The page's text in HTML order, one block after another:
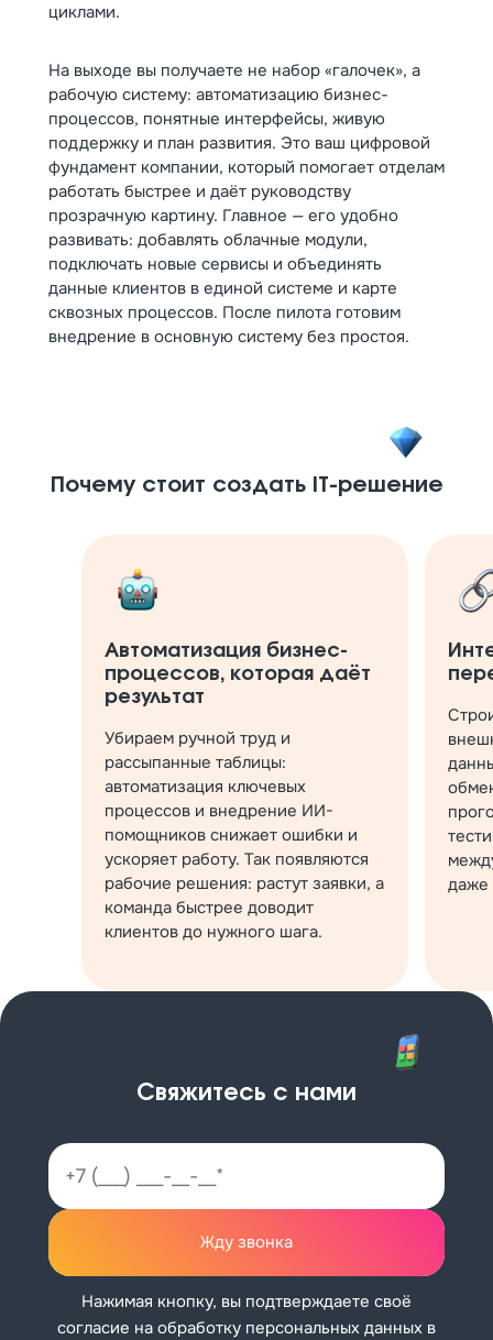
циклами.
На выходе вы получаете не набор «галочек», а
рабочую систему: автоматизацию бизнес-
процессов, понятные интерфейсы, живую
поддержку и план развития. Это ваш цифровой
фундамент компании, который помогает отделам
работать быстрее и даёт руководству
прозрачную картину. Главное — его удобно
развивать: добавлять облачные модули,
подключать новые сервисы и объединять
данные клиентов в единой системе и карте
сквозных процессов. После пилота готовим
внедрение в основную систему без простоя.
Почему стоит создать IT-решение
Автоматизация бизнес-
процессов, которая даёт
результат
Убираем ручной труд и
рассыпанные таблицы:
автоматизация ключевых
процессов и внедрение ИИ-
помощников снижает ошибки и
ускоряет работу. Так появляются
рабочие решения: растут заявки, а
команда быстрее доводит
клиентов до нужного шага.
даже
Свяжитесь с нами
Жду звонка
Нажимая кнопку, вы подтверждаете своё
согласие на обработку персональных данных в